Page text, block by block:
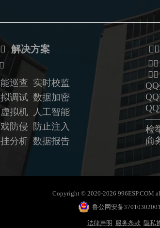
解决方案
巡查 实时校监
调试 数据加密
拟机
人工智能
防侵 防止注入
分析 数据报告
检
商
Copyright © 2020-2026 996ESP.COM
鲁公网安备
法律声明 服务条款 隐私